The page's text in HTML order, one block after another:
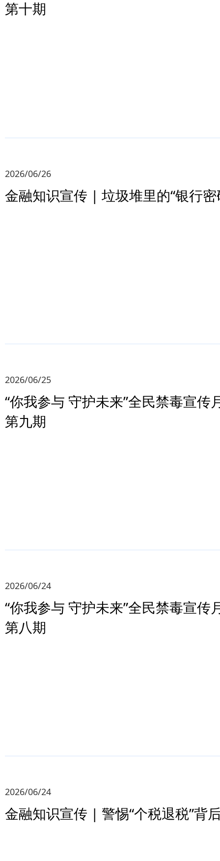
第十期
2026/06/26
金融知识宣传 | 垃圾堆里的“银行密
2026/06/25
“你我参与 守护未来”全民禁毒宣传
第九期
2026/06/24
“你我参与 守护未来”全民禁毒宣传
第八期
2026/06/24
金融知识宣传 | 警惕“个税退税”背